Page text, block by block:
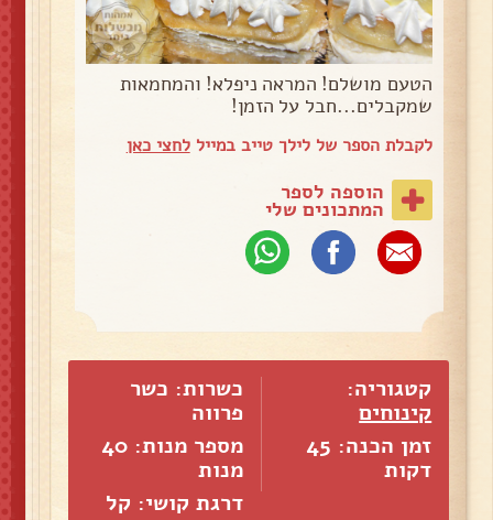
הטעם מושלם! המראה ניפלא! והמחמאות
שמקבלים...חבל על הזמן!
לקבלת הספר של לילך טייב במייללחצי כאן
הוספה לספר
המתכונים שלי
קטגוריה:
קינוחים
זמן הכנה: 45
דקות
כשרות: כשר
פרווה
מספר מנות: 40
מנות
דרגת קושי: קל